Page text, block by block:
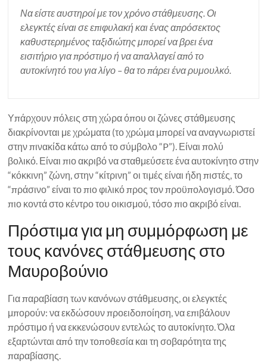
Να είστε αυστηροί με τον χρόνο στάθμευσης. Οι
ελεγκτές είναι σε επιφυλακή και ένας απρόσεκτος
καθυστερημένος ταξιδιώτης μπορεί να βρει ένα
εισιτήριο για πρόστιμο ή να απαλλαγεί από το
αυτοκίνητό του για λίγο – θα το πάρει ένα ρυμουλκό.
Υπάρχουν πόλεις στη χώρα όπου οι ζώνες στάθμευσης
διακρίνονται με χρώματα (το χρώμα μπορεί να αναγνωριστεί
στην πινακίδα κάτω από το σύμβολο “P”). Είναι πολύ
βολικό. Είναι πιο ακριβό να σταθμεύσετε ένα αυτοκίνητο στην
“κόκκινη” ζώνη, στην “κίτρινη” οι τιμές είναι ήδη πιστές, το
“πράσινο” είναι το πιο φιλικό προς τον προϋπολογισμό. Όσο
πιο κοντά στο κέντρο του οικισμού, τόσο πιο ακριβό είναι.
Πρόστιμα για μη συμμόρφωση με
τους κανόνες στάθμευσης στο
Μαυροβούνιο
Για παραβίαση των κανόνων στάθμευσης, οι ελεγκτές
μπορούν: να εκδώσουν προειδοποίηση, να επιβάλουν
πρόστιμο ή να εκκενώσουν εντελώς το αυτοκίνητο. Όλα
εξαρτώνται από την τοποθεσία και τη σοβαρότητα της
παραβίασης.